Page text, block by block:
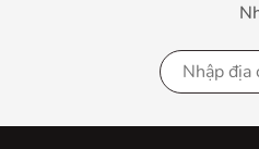
những tính năng của Nikon
Lớp phủ Super
của ống kính quang học,